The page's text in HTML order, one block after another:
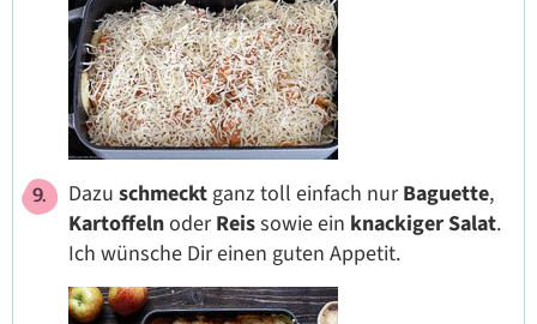
Dazu schmecktganz toll einfach nurBaguette,
KartoffelnoderReissowie ein knackiger Salat.
Ich wünsche Dir einen guten Appetit.